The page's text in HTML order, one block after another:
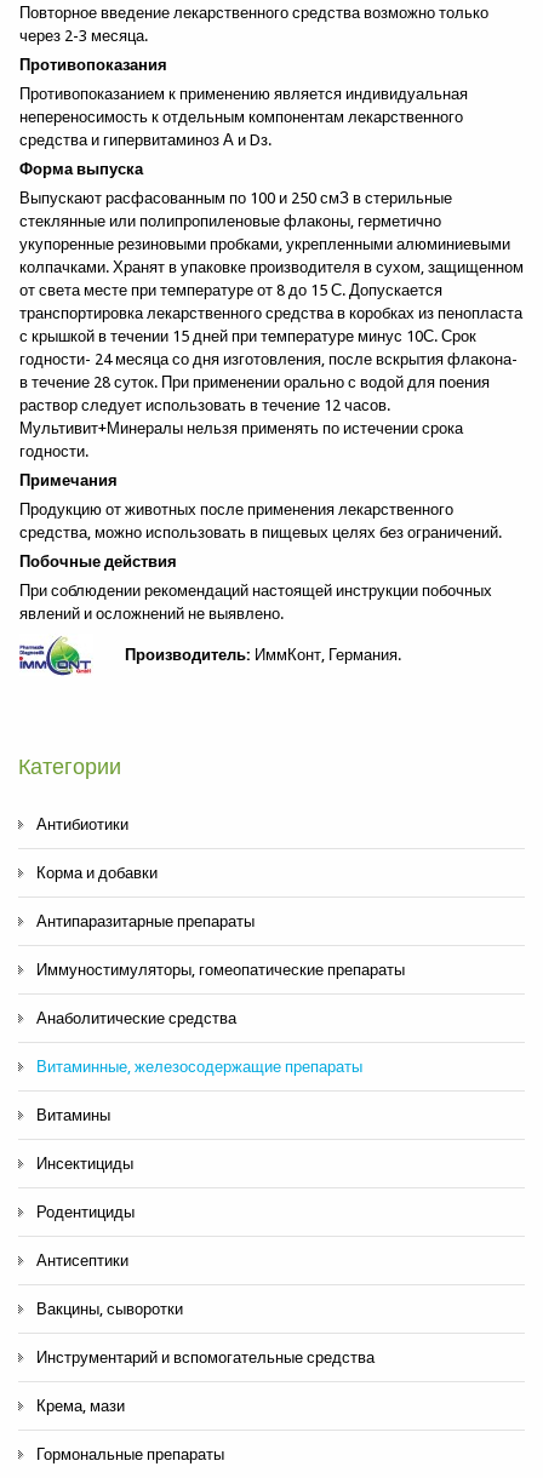
Повторное введение лекарственного средства возможно только
через 2-3 месяца.
Противопоказания
Противопоказанием к применению является индивидуальная
непереносимость к отдельным компонентам лекарственного
средства и гипервитаминоз А и Dз.
Форма выпуска
Выпускают расфасованным по 100 и 250 смЗ в стерильные
стеклянные или полипропиленовые флаконы, герметично
укупоренные резиновыми пробками, укрепленными алюминиевыми
колпачками. Хранят в упаковке производителя в сухом, защищенном
от света месте при температуре от 8 до 15 С. Допускается
транспортировка лекарственного средства в коробках из пенопласта
с крышкой в течении 15 дней при температуре минус 10С. Срок
годности- 24 месяца со дня изготовления, после вскрытия флакона-
в течение 28 суток. При применении орально с водой для поения
раствор следует использовать в течение 12 часов.
Мультивит+Минералы нельзя применять по истечении срока
годности.
Примечания
Продукцию от животных после применения лекарственного
средства, можно использовать в пищевых целях без ограничений.
Побочные действия
При соблюдении рекомендаций настоящей инструкции побочных
явлений и осложнений не выявлено.
Производитель: ИммКонт, Германия.
Индекс
Страна
Телефон
Тема*
Сообщение*
Отправить копию мне?
Отправить Закрыть форму
Категории
Антибиотики
Корма и добавки
Антипаразитарные препараты
Иммуностимуляторы, гомеопатические препараты
Анаболитические средства
Витаминные, железосодержащие препараты
Витамины
Инсектициды
Родентициды
Антисептики
Вакцины, сыворотки
Инструментарий и вспомогательные средства
Крема, мази
Гормональные препараты